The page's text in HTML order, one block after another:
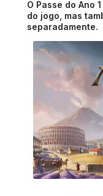
O Passe do Ano
do jogo, mas
separadamente.